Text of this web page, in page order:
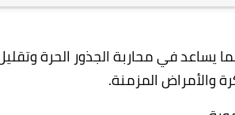
يساعد في محاربة الجذور الحرة
والأمراض المزمنة.